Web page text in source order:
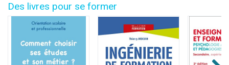
Des livres pour se former